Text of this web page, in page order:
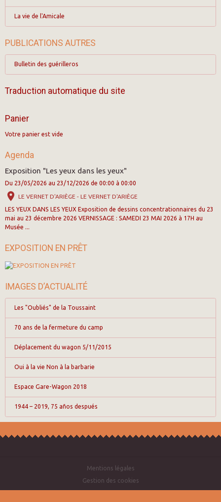
La vie de l'Amicale
PUBLICATIONS AUTRES
Bulletin des guérilleros
Traduction automatique du site
Panier
Votre panier est vide
Agenda
Exposition "Les yeux dans les yeux"
Du 23/05/2026 au 23/12/2026 de 00:00 à 00:00
LE VERNET D'ARIÈGE - LE VERNET D'ARIÈGE
LES YEUX DANS LES YEUX Exposition de dessins concentrationnaires du 23
mai au 23 décembre 2026 VERNISSAGE : SAMEDI 23 MAI 2026 à 17H au
Musée ...
EXPOSITION EN PRÊT
IMAGES D’ACTUALITÉ
Les "Oubliés" de la Toussaint
70 ans de la fermeture du camp
Déplacement du wagon 5/11/2015
Oui à la vie Non à la barbarie
Espace Gare-Wagon 2018
1944 – 2019, 75 años después
Mentions légales
Gestion des cookies